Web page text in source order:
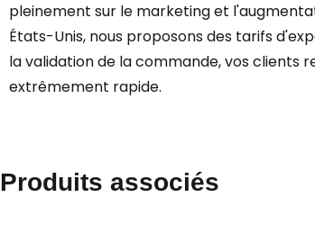
pleinement sur le marketing et
États-Unis, nous proposons des tarifs
la validation de la commande, vos clients
extrêmement rapide.
Produits associés